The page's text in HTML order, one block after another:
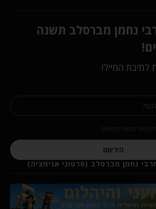
נחמן מברסלב תשנה
לתיבת המייל!
הירשם
נחמן מברסלב (סרטוני אנימציה)